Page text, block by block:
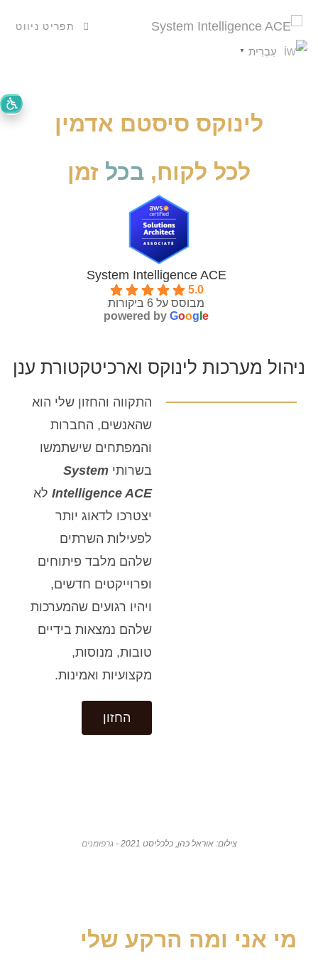
תפריט ניווט
לינוקס סיסטם אדמין
לכל לקוח, בכל זמן
System Intelligence ACE
5.0
מבוסס על 6 ביקורות
powered by Goog e
ניהול מערכות לינוקס וארכיטקטורת ענן
התקווה והחזון שלי הוא
שהאנשים, החברות
והמפתחים שישתמשו
בשרותי System
Intelligence ACE לא
יצטרכו לדאוג יותר
לפעילות השרתים
שלהם מלבד פיתוחים
ופרוייקטים חדשים,
ויהיו רגועים שהמערכות
שלהם נמצאות בידיים
טובות, מנוסות,
מקצועיות ואמינות.
החזון
צילום: אוראל כהן, כלכליסט 2021 - גרפומנים
מי אני ומה הרקע שלי
עִבְרִית ▼